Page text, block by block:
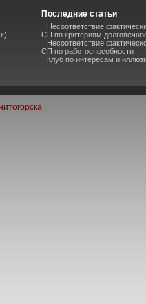
Последние статьи
Несоответствие
СП по критериям
Несоответствие
СП по работоспособности
Клуб по интересам и